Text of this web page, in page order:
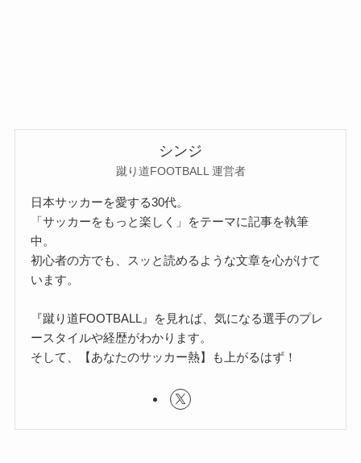
シンジ
蹴り道FOOTBALL 運営者
日本サッカーを愛する30代。
「サッカーをもっと楽しく」をテーマに記事を執筆
中。
初心者の方でも、スッと読めるような文章を心がけて
います。
『蹴り道FOOTBALL』を見れば、気になる選手のプレ
ースタイルや経歴がわかります。
そして、【あなたのサッカー熱】も上がるはず！